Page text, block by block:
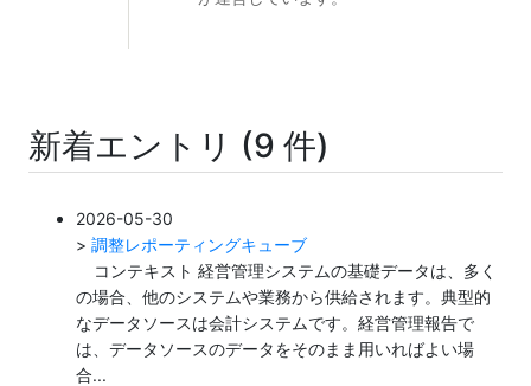
新着エントリ (9 件)
2026-05-30
> 調整レポーティングキューブ
コンテキスト 経営管理システムの基礎データは、多く
の場合、他のシステムや業務から供給されます。典型的
なデータソースは会計システムです。経営管理報告で
は、データソースのデータをそのまま用いればよい場
合...